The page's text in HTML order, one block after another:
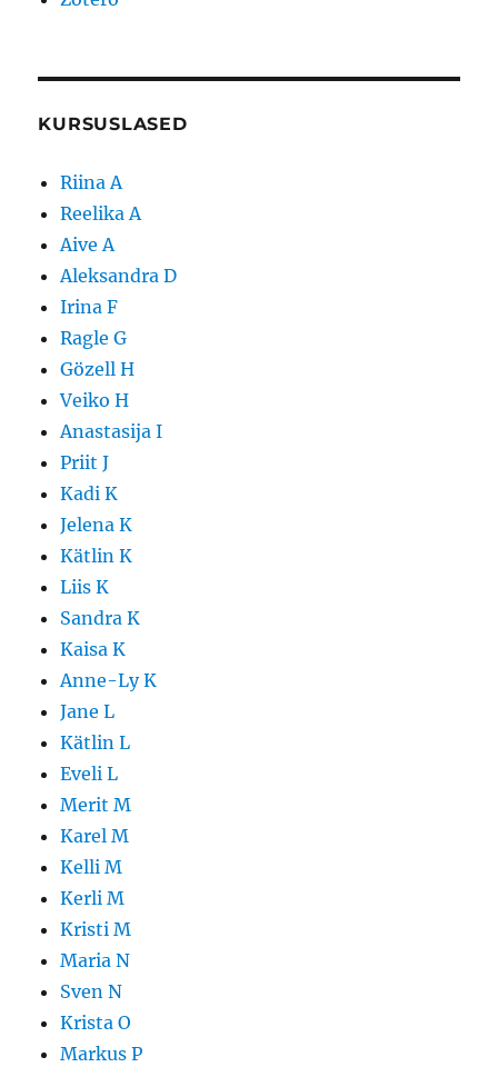
KURSUSLASED
Riina A
Reelika A
Aive A
Aleksandra D
Irina F
Ragle G
Gözell H
Veiko H
Anastasija I
Priit J
Kadi K
Jelena K
Kätlin K
Liis K
Sandra K
Kaisa K
Anne-Ly K
Jane L
Kätlin L
Eveli L
Merit M
Karel M
Kelli M
Kerli M
Kristi M
Maria N
Sven N
Krista O
Markus P